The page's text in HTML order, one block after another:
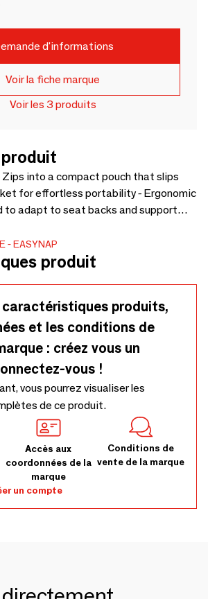
d'informations
Voir la fiche marque
Voir les 3 produits
Zips into a compact pouch that slips
for effortless portability - Ergonomic
to adapt to seat backs and support
your head and neck from falling
- Perfect Fit for Every Neck - Available
patented adjustable strap for a
wicking material keeps you cool
cabin air - Innovative Memory Foam
memory foam engineered for firm,
EASYNAP
produit
caractéristiques produits,
et les conditions de
: créez vous un
vous !
vous pourrez visualiser les
de ce produit.
Accès aux
coordonnées de la
marque
Conditions de
vente de la marque
un compte